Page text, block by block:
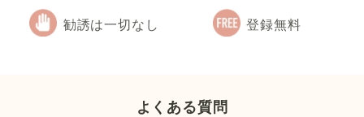
勧誘は一切なし 登録無料
よくある質問